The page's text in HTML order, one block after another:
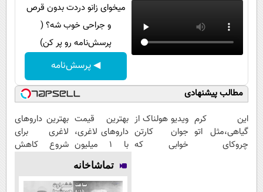
میخوای زانو دردت بدون قرص
و جراحی خوب شه؟ (
پرسش‌نامه رو پر کن)
◀ پرسش‌نامه
مطالب پیشنهادی
این کرم
گیاهی،مثل اتو
چروکای
ویدیو هولناک از
جوان کارتن
خوابی که
بهترین قیمت
داروهای لاغری،
با ۱ میلیون
تخفیف و ارسال
از داروخانه‌
بهترین داروهای
لاغری برای
شروع کاهش
نزدیکت!
تماشاخانه